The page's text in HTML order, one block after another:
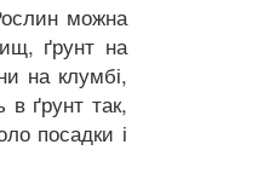
можна
ґрунт на
на клумбі,
ґрунт так,
посадки і